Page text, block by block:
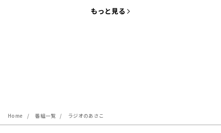
もっと見る
Home 番組一覧 ラジオのあさこ